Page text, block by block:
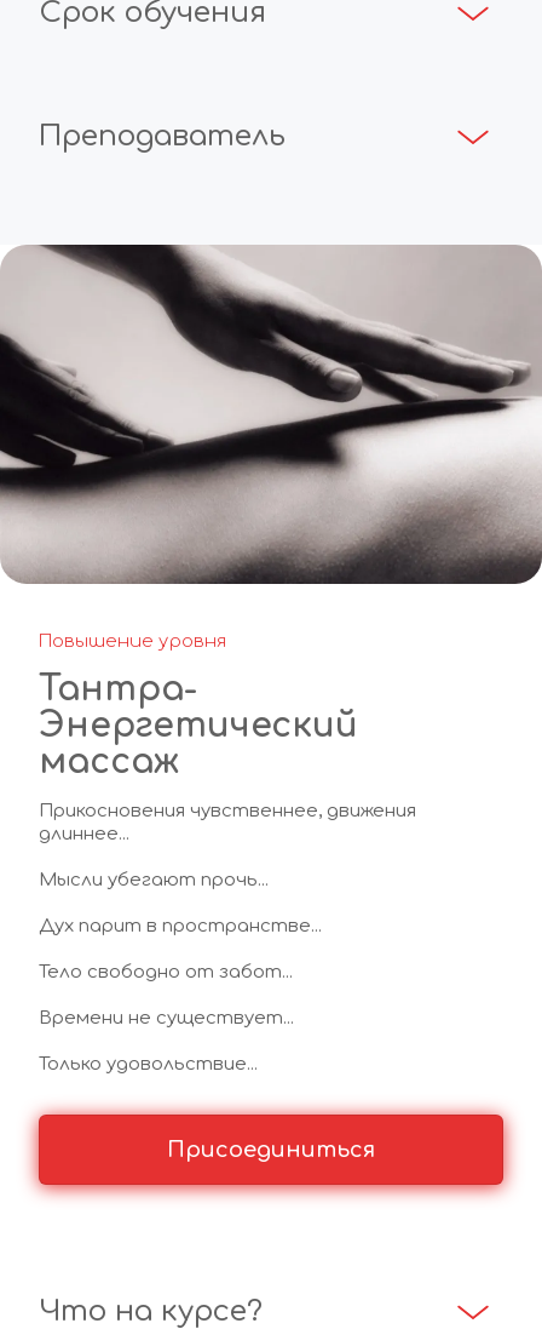
Срок обучения
Преподаватель
Повышение уровня
Тантра-
Энергетический
массаж
Прикосновения чувственнее, движения
длиннее...
Мысли убегают прочь...
Дух парит в пространстве...
Тело свободно от забот...
Времени не существует...
Только удовольствие...
Присоединиться
Что на курсе?